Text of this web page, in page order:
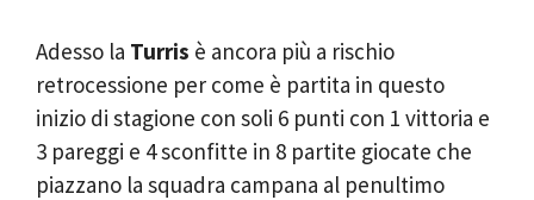
Adesso la Turris è ancora più a rischio
retrocessione per come è partita in questo
inizio di stagione con soli 6 punti con 1 vittoria e
3 pareggi e 4 sconfitte in 8 partite giocate che
piazzano la squadra campana al penultimo